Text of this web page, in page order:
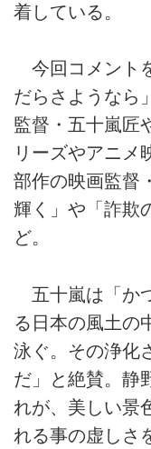
着している。
今回コメント
だらさようなら
監督・五十嵐匠
リーズやアニメ
部作の映画監督
輝く」や「詐欺
ど。
五十嵐は「か
る日本の風土の
泳ぐ。その浄化
だ」と絶賛。静
れが、美しい景
れる事の虚しさ